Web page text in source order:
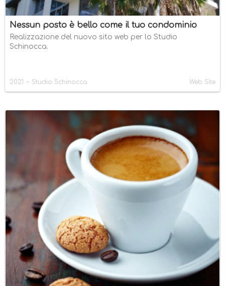
Nessun posto è bello come il tuo condominio
Realizzazione del nuovo sito web per lo Studio
Schinocca.
2021 - Studio Schinocca Web Site